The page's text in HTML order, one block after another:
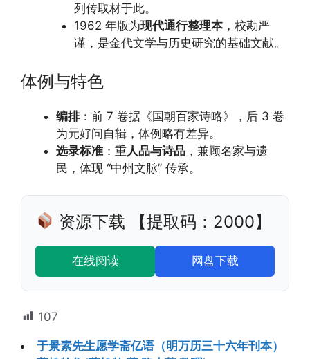
列传取材于此。
1962 年版为现代通行整理本，校勘严
谨，是金代文学与历史研究的基础文献。
体例与特色
编排：前 7 卷据《国朝百家诗略》，后 3 卷
为元好问自辑，体例略有差异。
选录标准 ：重人品与诗品 ，兼顾名家与遗
民，体现 “中州文脉” 传承。
资源下载 【提取码：2000】
在线阅读 网盘下载
107
于景素先生愿学斋亿语（明万历三十六年刊本）